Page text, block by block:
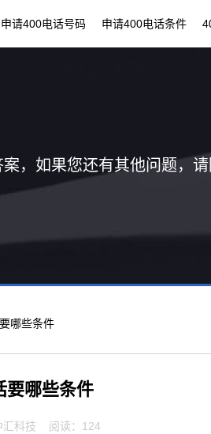
申请400电话号码 申请400电话条件
，如果您还有其他问题，
哪些条件
要哪些条件
汇科技 阅读：124